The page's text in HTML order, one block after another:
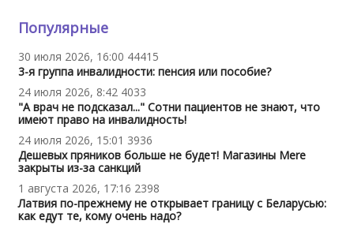
Популярные
30 июля 2026, 16:00 44415
3-я группа инвалидности: пенсия или пособие?
24 июля 2026, 8:42 4033
"А врач не подсказал..." Сотни пациентов не знают, что
имеют право на инвалидность!
24 июля 2026, 15:01 3936
Дешевых пряников больше не будет! Магазины Mere
закрыты из-за санкций
1 августа 2026, 17:16 2398
Латвия по-прежнему не открывает границу с Беларусью:
как едут те, кому очень надо?